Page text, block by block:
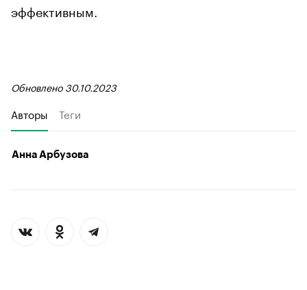
эффективным.
Обновлено 30.10.2023
Авторы Теги
Анна Арбузова